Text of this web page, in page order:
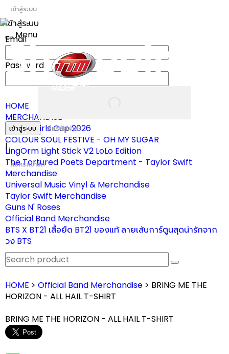
เข้าสู่ระบบ
เข้าสู่ระบบ
Email
Password
เข้าสู่ระบบ ลืมรหัสผ่าน?
|
สมัครสมาชิก
Toggle
Menu
HOME
MERCHANDISE
ผ้าเชียร์ Girls Cup 2026
COLOUR SOUL FESTIVE - OH MY SUGAR
LingOrm Light Stick V2 LoLo Edition
The Tortured Poets Department - Taylor Swift
Merchandise
Universal Music Vinyl & Merchandise
Taylor Swift Merchandise
Guns N' Roses
Official Band Merchandise
BTS X BT21 เสื้อยืด BT21 ของแท้ ลายเส้นการ์ตูนสุดน่ารักจาก
วง BTS
HOME > Official Band Merchandise > BRING ME THE
HORIZON - ALL HAIL T-SHIRT
BRING ME THE HORIZON - ALL HAIL T-SHIRT